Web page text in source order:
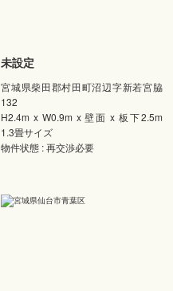
未設定
宮城県柴田郡村田町沼辺字新若宮脇
132
H2.4m x W0.9m x 壁面 x 板下2.5m
1.3畳サイズ
物件状態 : 再交渉必要